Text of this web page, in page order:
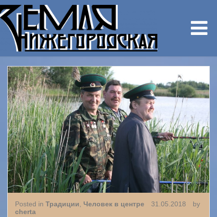
Posted in Традиции Человек в центре 31.05.2018
by
cherta